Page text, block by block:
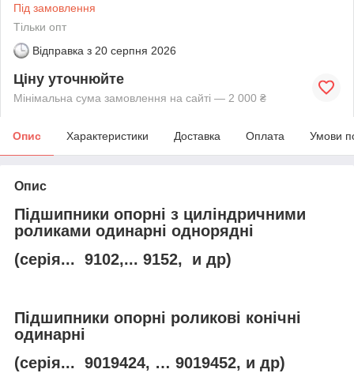
Під замовлення
Тільки опт
Відправка з 20 серпня 2026
Ціну уточнюйте
Мінімальна сума замовлення на сайті — 2 000 ₴
Опис Характеристики Доставка Оплата Умови
Опис
Підшипники опорні з циліндричними
роликами одинарні однорядні
(серія... 9102,... 9152, и др)
Підшипники опорні роликові конічні
одинарні
(серія... 9019424, … 9019452, и др)